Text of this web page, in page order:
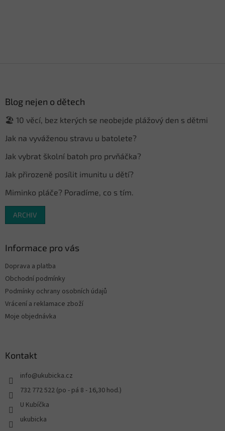
Blog nejen o dětech
🏖️ 10 věcí, bez kterých se neobejde plážový den s dětmi
Jak na vyváženou stravu u batolete?
Jak vybrat školní batoh pro prvňáčka?
Jak přirozeně posílit imunitu u dětí?
Miminko pláče? Poradíme, co s tím.
ARCHIV
Informace pro vás
Doprava a platba
Obchodní podmínky
Podmínky ochrany osobních údajů
Vrácení a reklamace zboží
Moje objednávka
Kontakt
info@ukubicka.cz
732 772 522 (po - pá 8 - 16,30 hod.)
U Kubíčka
ukubicka